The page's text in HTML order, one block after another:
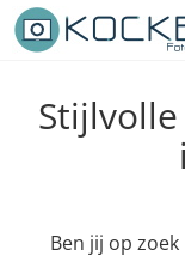
Ben jij op